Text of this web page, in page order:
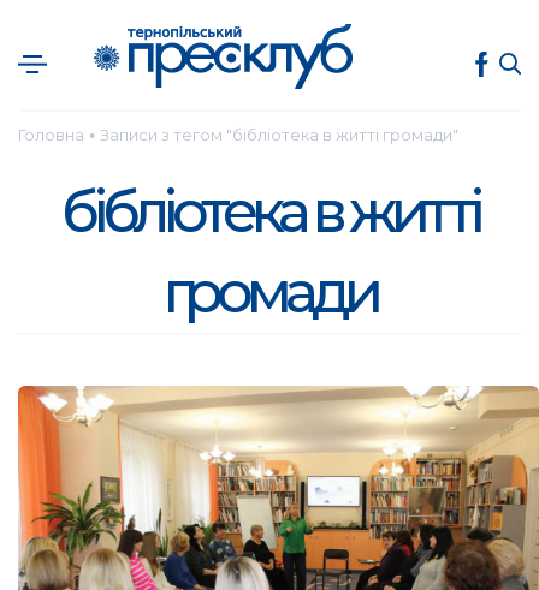
Головна ● Записи з тегом "бібліотека в житті громади"
бібліотека в житті
громади